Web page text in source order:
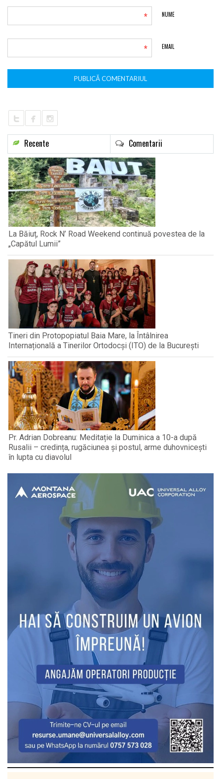
NUME
*
EMAIL
*
Recente Comentarii
La Băiuț, Rock N’ Road Weekend continuă povestea de la
„Capătul Lumii”
Tineri din Protopopiatul Baia Mare, la Întâlnirea
Internațională a Tinerilor Ortodocși (ITO) de la București
Pr. Adrian Dobreanu: Meditație la Duminica a 10-a după
Rusalii – credința, rugăciunea și postul, arme duhovnicești
în lupta cu diavolul